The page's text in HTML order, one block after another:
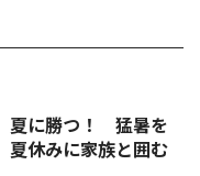
夏に勝つ！ 猛暑を
休みに家族と囲む